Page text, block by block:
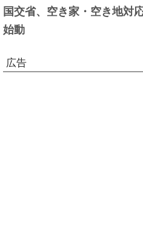
国交省、空き家・空き地対
始動
広告